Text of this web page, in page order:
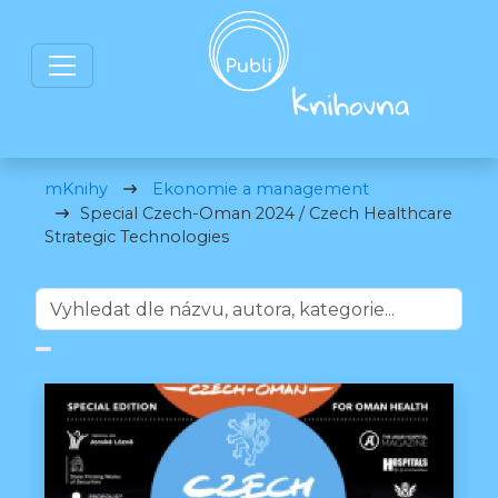
mKnihy
Ekonomie a management
Special Czech-Oman 2024 / Czech Healthcare
Strategic Technologies